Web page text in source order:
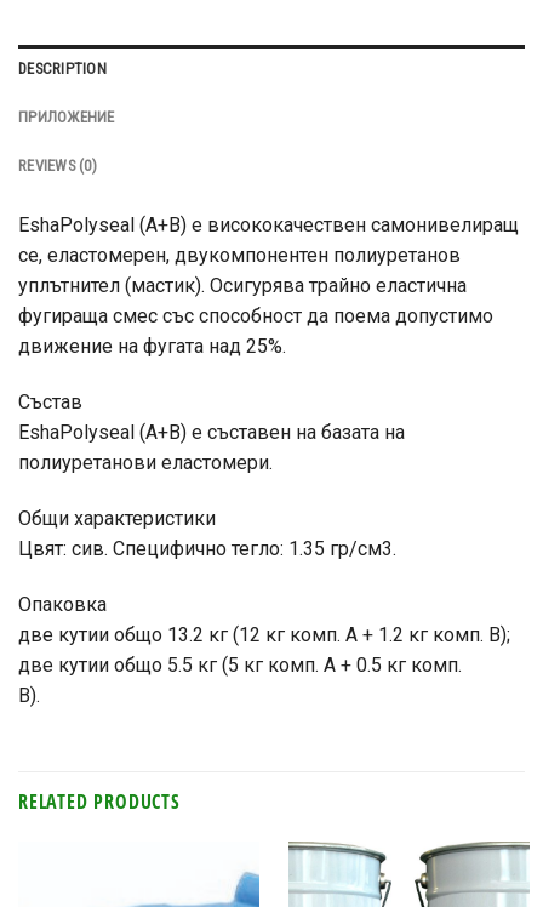
DESCRIPTION
ПРИЛОЖЕНИЕ
REVIEWS (0)
EshaPolyseal (А+В) е висококачествен самонивелиращ
се, еластомерен, двукомпонентен полиуретанов
уплътнител (мастик). Осигурява трайно еластична
фугираща смес със способност да поема допустимо
движение на фугата над 25%.
Състав
EshaPolyseal (А+В) е съставен на базата на
полиуретанови еластомери.
Общи характеристики
Цвят: сив. Специфично тегло: 1.35 гр/см3.
Опаковка
две кутии общо 13.2 кг (12 кг комп. А + 1.2 кг комп. В);
две кутии общо 5.5 кг (5 кг комп. А + 0.5 кг комп.
В).
RELATED PRODUCTS